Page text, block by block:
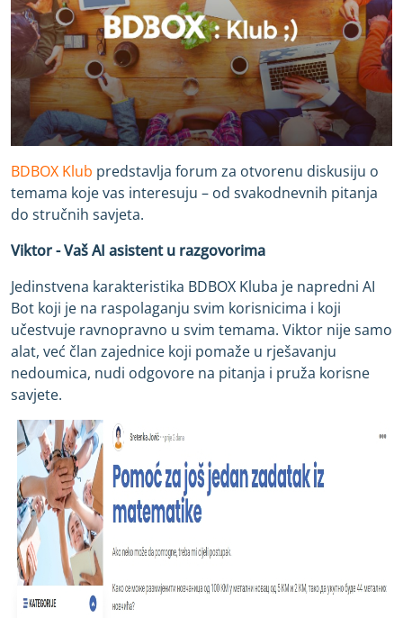
BDBOX Klub predstavlja forum za otvorenu diskusiju o
temama koje vas interesuju – od svakodnevnih pitanja
do stručnih savjeta.
Viktor -Vaš AI asistent u razgovorima
Jedinstvena karakteristika BDBOX Kluba je napredni AI
Bot koji je na raspolaganju svim korisnicima i koji
učestvuje ravnopravno u svim temama. Viktor nije samo
alat, već član zajednice koji pomaže u rješavanju
nedoumica, nudi odgovore na pitanja i pruža korisne
savjete.